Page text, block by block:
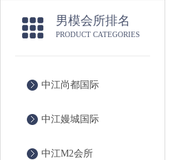
男模会所排名
PRODUCT CATEGORIES
中江尚都国际
中江嫚城国际
中江M2会所